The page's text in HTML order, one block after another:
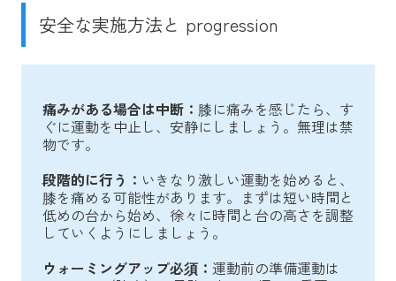
安全な実施方法と progression
痛みがある場合は中断： 膝に痛みを感じたら、す
ぐに運動を中止し、安静にしましょう。無理は禁
物です。
段階的に行う： いきなり激しい運動を始めると、
膝を痛める可能性があります。まずは短い時間と
低めの台から始め、徐々に時間と台の高さを調整
していくようにしましょう。
ウォーミングアップ必須： 運動前の準備運動は